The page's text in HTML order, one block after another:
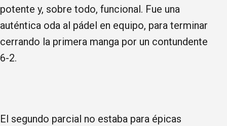
potente y, sobre todo, funcional. Fue una
auténtica oda al pádel en equipo, para terminar
cerrando la primera manga por un contundente
6-2.
El segundo parcial no estaba para épicas